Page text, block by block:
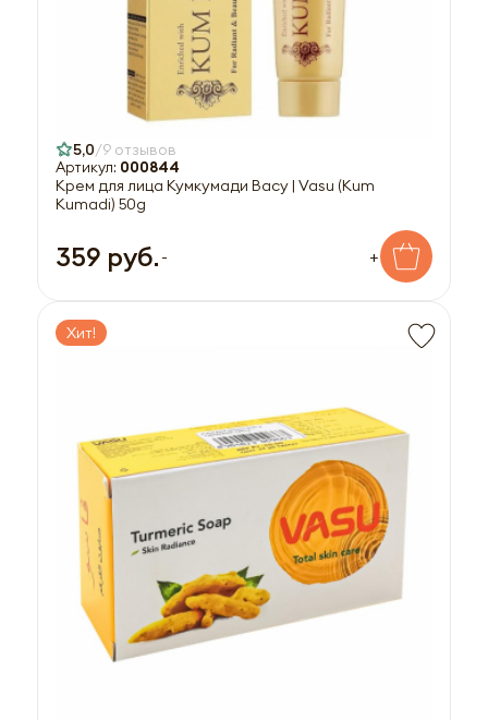
5,0 9 отзывов
Артикул: 000844
Крем для лица Кумкумади Васу | Vasu (Kum
Kumadi) 50g
359 руб. - +
Хит!